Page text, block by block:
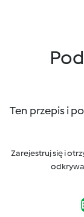
Ten przepis i
Zarejestruj się i